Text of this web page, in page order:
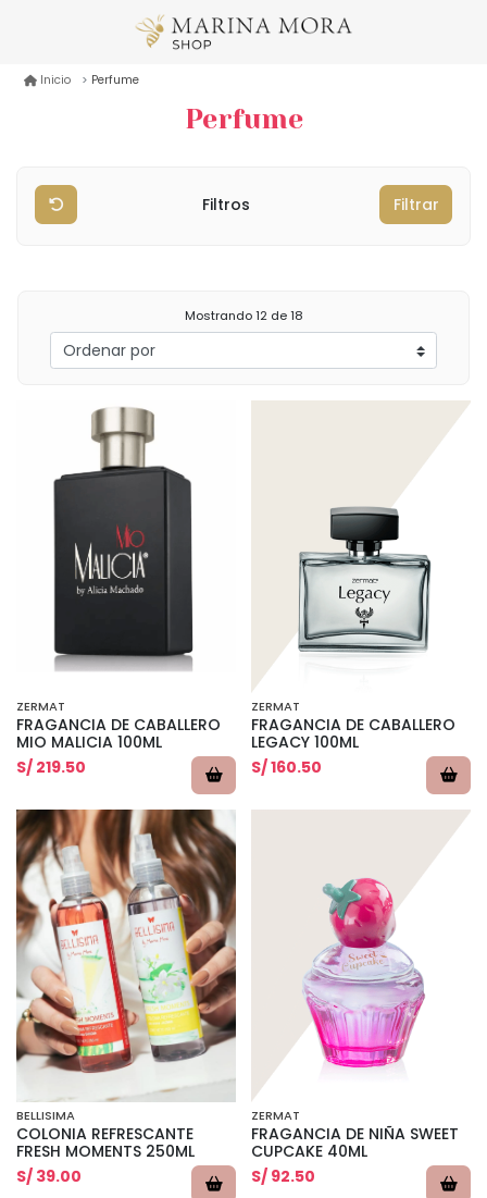
Inicio Perfume
Perfume
Filtros Filtrar
Mostrando12de 18
ZERMAT
FRAGANCIA DE CABALLERO
MIO MALICIA 100ML
S/ 219.50
ZERMAT
FRAGANCIA DE CABALLERO
LEGACY 100ML
S/ 160.50
BELLISIMA
COLONIA REFRESCANTE
FRESH MOMENTS 250ML
S/ 39.00
ZERMAT
FRAGANCIA DE NIÑA SWEET
CUPCAKE 40ML
S/ 92.50